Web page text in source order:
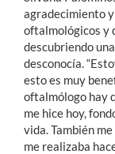
agradecimiento
oftalmológicos y
descubriendo
desconocía.
esto es muy
oftalmólogo hay
me hice hoy,
vida. También
me realizaba